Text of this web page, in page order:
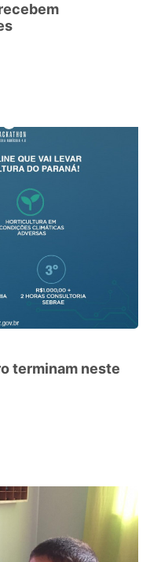
terminam neste